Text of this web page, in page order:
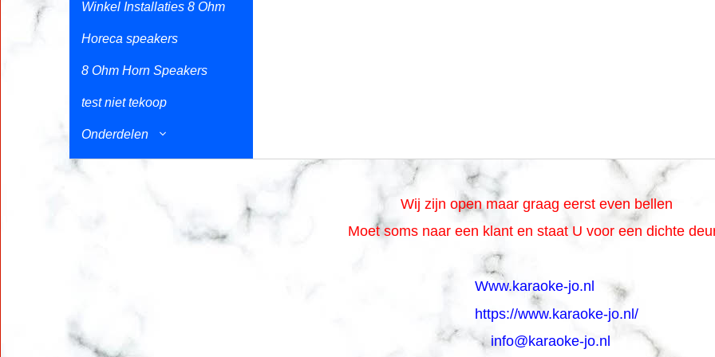
Winkel Installaties 8 Ohm
Horeca speakers
8 Ohm Horn Speakers
test niet tekoop
Onderdelen
Wij zijn open maar graag eerst even bellen
Moet soms naar een klant en staat U voor een dichte
Www.karaoke-jo.nl
https://www.karaoke-jo.nl/
info@karaoke-jo.nl